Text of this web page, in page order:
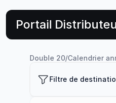
Portail
Double 20/Calendrier
Filtre de